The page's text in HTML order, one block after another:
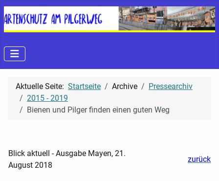
Aktuelle Seite: Startseite Archive
Pressearchiv
2015 - 2019
Bienen und Pilger finden einen guten Weg
Blick aktuell - Ausgabe Mayen, 21.
August 2018
zurück